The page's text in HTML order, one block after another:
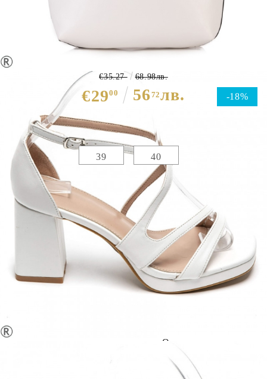
Бели сандали на широк ток и
платформа- Vera White 10351
-18%
€2900 5672лв.
€35.27 68.98лв.
Избери размер :
39 40
ЦВЯТ ОСНОВЕН:
Когато плащате с NewPay, всъщност NewPay плаща
поръчката Ви вместо Вас. Вие я получавате и
разполагате с три начина да я платите към тях:
Плащане на 4 вноски. Заплащате 20% от стойността на
поръчката си на момента с карта. Останалата сума се
разделя на 3 равни месечни вноски без оскъпяване. За
покупки на стойност до 1000 лв. / €511.31
Плащане на 6 вноски. Стойността на поръчката се